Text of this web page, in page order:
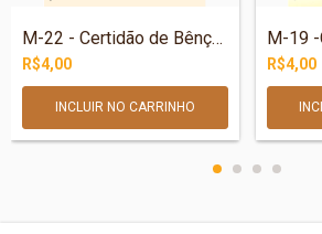
M-22 - Certidão de Bênção Matrimonial –...
R$4,00 R$4,00